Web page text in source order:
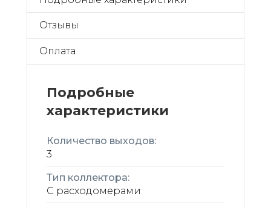
Отзывы
Оплата
Подробные
характеристики
Количество выходов:
3
Тип коллектора:
С расходомерами